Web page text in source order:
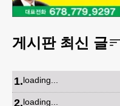
게시판 최신 글
1.loading...
2.loading...